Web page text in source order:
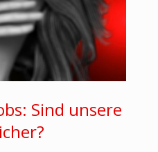
Sind unsere